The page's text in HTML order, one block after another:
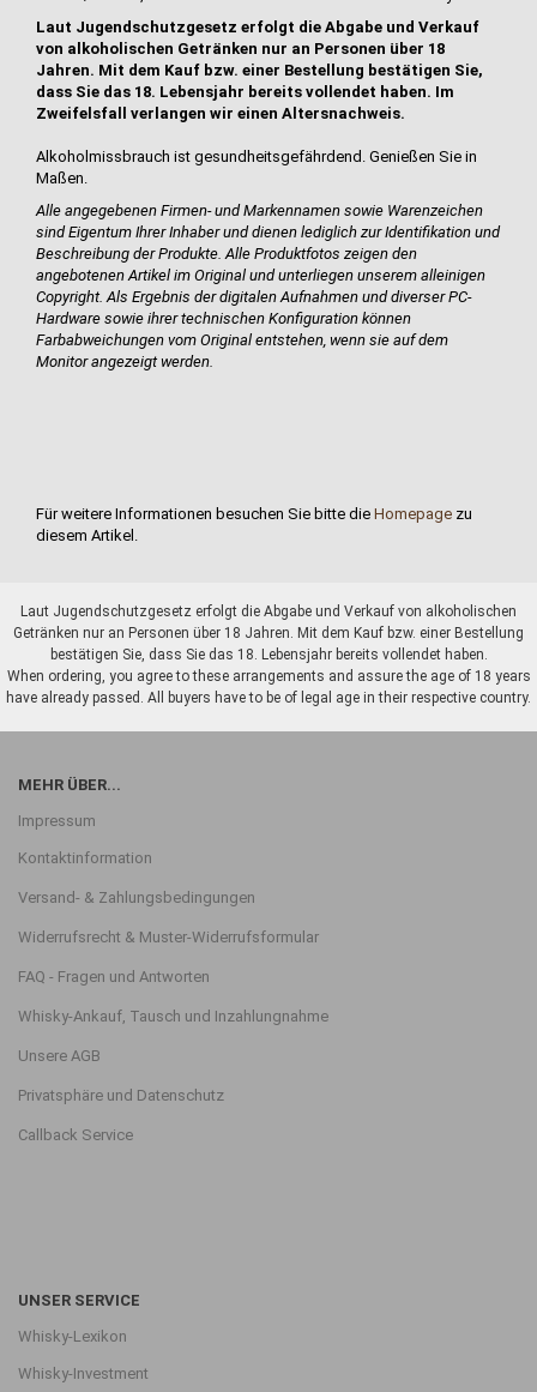
Laut Jugendschutzgesetz erfolgt die Abgabe und Verkauf
von alkoholischen Getränken nur an Personen über 18
Jahren. Mit dem Kauf bzw. einer Bestellung bestätigen Sie,
dass Sie das 18. Lebensjahr bereits vollendet haben. Im
Zweifelsfall verlangen wir einen Altersnachweis.
Alkoholmissbrauch ist gesundheitsgefährdend. Genießen Sie in
Maßen.
Alle angegebenen Firmen- und Markennamen sowie Warenzeichen
sind Eigentum Ihrer Inhaber und dienen lediglich zur Identifikation und
Beschreibung der Produkte.Alle Produktfotos zeigen den
angebotenen Artikel im Original und unterliegen unserem alleinigen
Copyright. Als Ergebnis der digitalen Aufnahmen und diverser PC-
Hardware sowie ihrer technischen Konfiguration können
Farbabweichungen vom Original entstehen, wenn sie auf dem
Monitor angezeigt werden.
Für weitere Informationen besuchen Sie bitte die Homepage zu
diesem Artikel.
Laut Jugendschutzgesetz erfolgt die Abgabe und Verkauf von alkoholischen
Getränken nur an Personen über 18 Jahren. Mit dem Kauf bzw. einer Bestellung
bestätigen Sie, dass Sie das 18. Lebensjahr bereits vollendet haben.
When ordering, you agree to these arrangements and assure the age of 18 years
have already passed. All buyers have to be of legal age in their respective country.
MEHR ÜBER...
Impressum
Kontaktinformation
Versand- & Zahlungsbedingungen
Widerrufsrecht & Muster-Widerrufsformular
FAQ - Fragen und Antworten
Whisky-Ankauf, Tausch und Inzahlungnahme
Unsere AGB
Privatsphäre und Datenschutz
Callback Service
UNSER SERVICE
Whisky-Lexikon
Whisky-Investment